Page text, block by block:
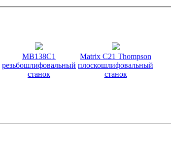
МВ138С1
резьбошлифовальный
станок
Matrix C21 Thompson
плоскошлифовальный
станок